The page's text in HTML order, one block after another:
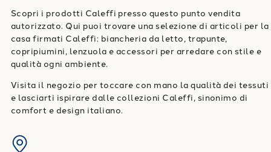
Scopri i prodotti Caleffi presso questo punto vendita
autorizzato. Qui puoi trovare una selezione di articoli per la
casa firmati Caleffi: biancheria da letto, trapunte,
copripiumini, lenzuola e accessori per arredare con stile e
qualità ogni ambiente.
Visita il negozio per toccare con mano la qualità dei tessuti
e lasciarti ispirare dalle collezioni Caleffi, sinonimo di
comfort e design italiano.